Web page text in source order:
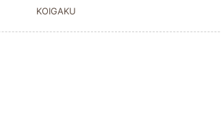
KOIGAKU